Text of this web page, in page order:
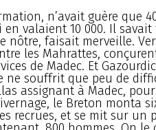
n’avait guère que
valaient 10 000. Il savait
nôtre, faisait merveille.
les Mahrattes,
de Madec. Et
ne souffrit que peu de
assignant à Madec,
le Breton monta
recrues, et se mit sur un